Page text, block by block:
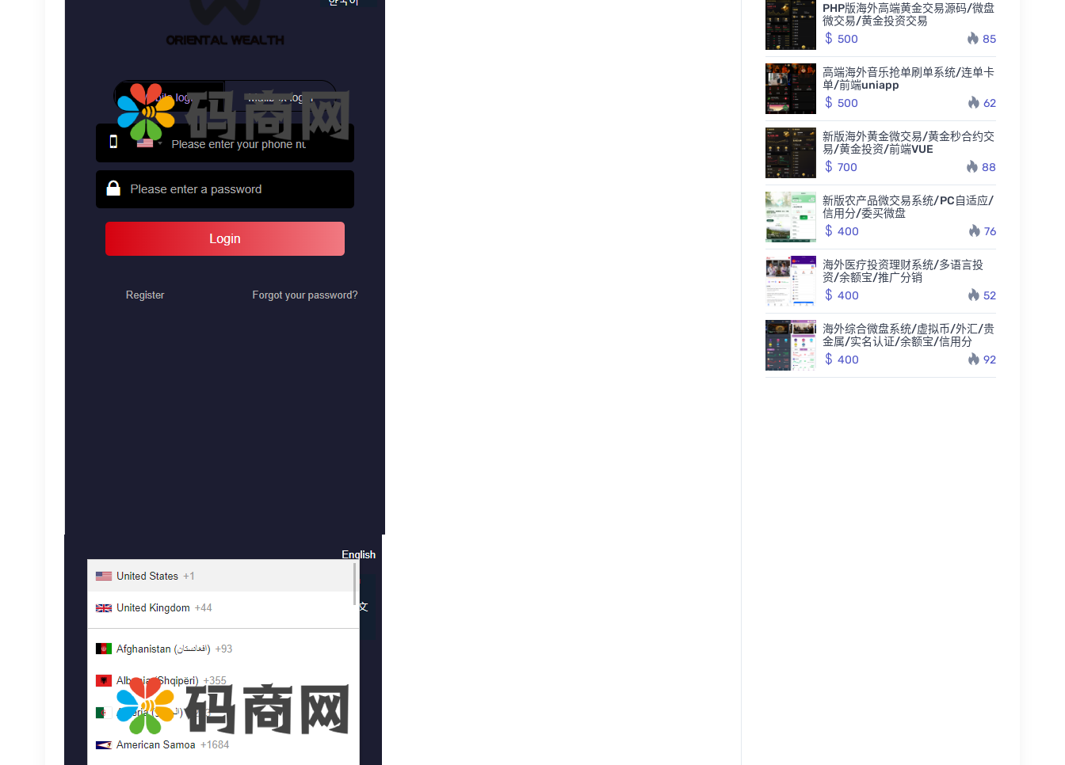
PHP版海外高端黄金交易源码/微盘
微交易/黄金投资交易
500
85
高端海外音乐抢单刷单系统/连单卡
单/前端uniapp
500
62
新版海外黄金微交易/黄金秒合约交
易/黄金投资/前端VUE
700
88
新版农产品微交易系统/PC自适应/
信用分/委买微盘
400
76
海外医疗投资理财系统/多语言投
资/余额宝/推广分销
400
52
海外综合微盘系统/虚拟币/外汇/贵
金属/实名认证/余额宝/信用分
400
92